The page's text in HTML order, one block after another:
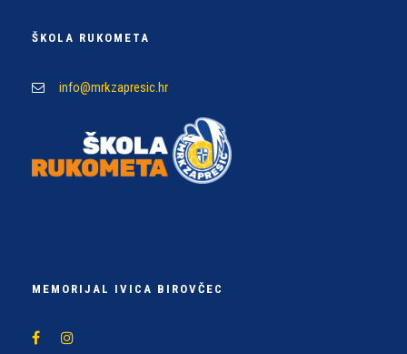
ŠKOLA RUKOMETA
info@mrkzapresic.hr
MEMORIJAL IVICA BIROVČEC